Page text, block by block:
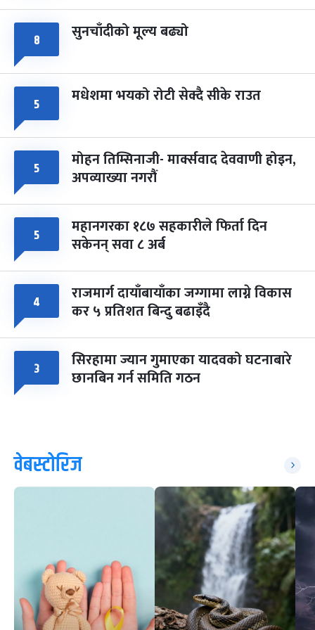
८ सुनचाँदीको मूल्य बढ्यो
५ मधेशमा भयको रोटी सेक्दै सीके राउत
५ मोहन तिम्सिनाजी- मार्क्सवाद देववाणी होइन,
अपव्याख्या नगरौं
५ महानगरका १८७ सहकारीले फिर्ता दिन
सकेनन् सवा ८ अर्ब
४ राजमार्ग दायाँबायाँका जग्गामा लाग्ने विकास
कर ५ प्रतिशत बिन्दु बढाइँदै
३ सिरहामा ज्यान गुमाएका यादवको घटनाबारे
छानबिन गर्न समिति गठन
वेबस्टोरिज